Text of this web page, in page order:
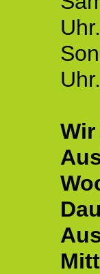
Uhr.
Uhr.